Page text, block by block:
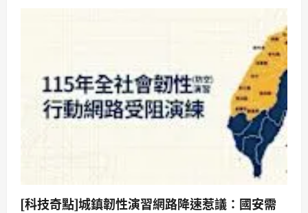
[科技奇點]城鎮韌性演習網路降速惹議：國安需